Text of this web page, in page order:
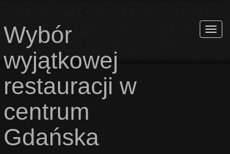
Wybór
wyjątkowej
restauracji w
centrum
Gdańska